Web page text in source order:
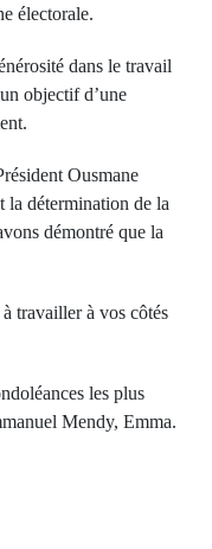
électorale.
dans le travail
objectif d’une
Ousmane
la détermination de la
démontré que la
travailler à vos côtés
les plus
Mendy, Emma.